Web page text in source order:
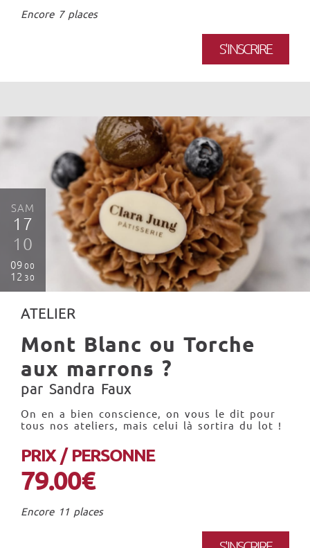
Encore 7 places
S'INSCRIRE
SAM
17
10
09 00
12 30
ATELIER
Mont Blanc ou Torche
aux marrons ?
par Sandra Faux
On en a bien conscience, on vous le dit pour
tous nos ateliers, mais celui là sortira du lot !
PRIX / PERSONNE
79.00€
Encore 11 places